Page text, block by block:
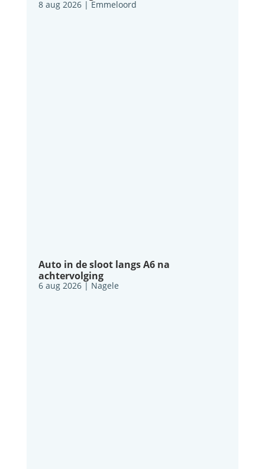
8 aug 2026| Emmeloord
Auto in de sloot langs A6 na
achtervolging
6 aug 2026| Nagele